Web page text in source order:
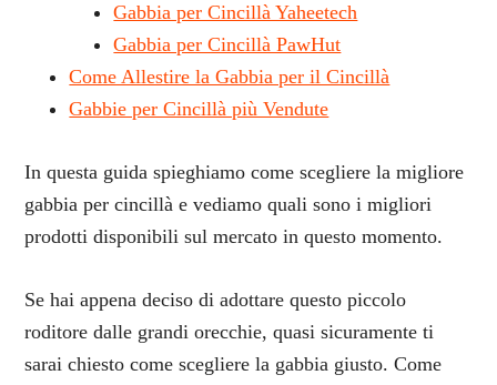
Gabbia per Cincillà Yaheetech
Gabbia per Cincillà PawHut
Come Allestire la Gabbia per il Cincillà
Gabbie per Cincillà più Vendute
In questa guida spieghiamo come scegliere la migliore
gabbia per cincillà e vediamo quali sono i migliori
prodotti disponibili sul mercato in questo momento.
Se hai appena deciso di adottare questo piccolo
roditore dalle grandi orecchie, quasi sicuramente ti
sarai chiesto come scegliere la gabbia giusto. Come